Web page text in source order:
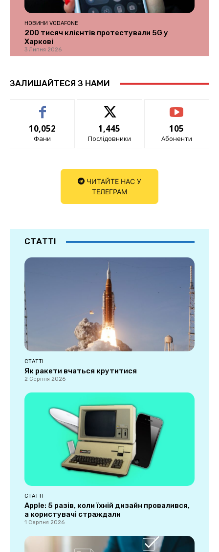
НОВИНИ VODAFONE
200 тисяч клієнтів протестували 5G у
Харкові
3 Липня 2026
ЗАЛИШАЙТЕСЯ З НАМИ
10,052
Фани
1,445
Послідовники
105
Абоненти
ЧИТАЙТЕ НАС У
ТЕЛЕГРАМ
СТАТТІ
СТАТТІ
Як ракети вчаться крутитися
2 Серпня 2026
СТАТТІ
Apple: 5 разів, коли їхній дизайн провалився,
а користувачі страждали
1 Серпня 2026